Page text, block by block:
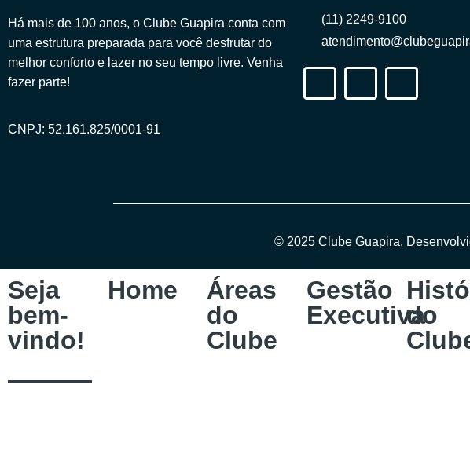
Há mais de 100 anos, o Clube Guapira conta com
uma estrutura preparada para você desfrutar do
melhor conforto e lazer no seu tempo livre. Venha
fazer parte!
CNPJ: 52.161.825/0001-91
(11) 2249-9100
© 2025 Clube Guapira.
Seja
bem-
vindo!
Home
Áreas
do
Clube
Gestão
Executiva
do